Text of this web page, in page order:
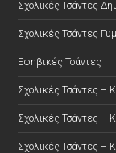
Σχολικές Τσάντες
Σχολικές Τσάντες
Εφηβικές Τσάντες
Σχολικές Τσάντες –
Σχολικές Τσάντες –
Σχολικές Τσάντες –